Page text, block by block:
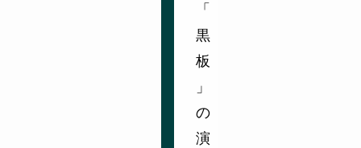
「
黒
板
」
の
演